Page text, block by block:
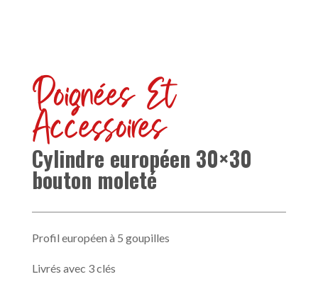
Poignées Et
Accessoires
Cylindre européen 30×30
bouton moleté
Profil européen à 5 goupilles
Livrés avec 3 clés